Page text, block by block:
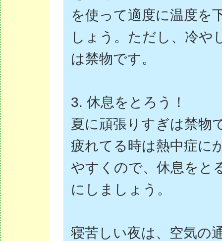
を使って適度に温度を
しょう。ただし、冷や
は禁物です。
3. 休息をとろう！
夏に頑張りすぎは禁物
疲れてる時は熱中症に
やすくので、休息をと
にしましょう。
寝苦しい夜は、空気の